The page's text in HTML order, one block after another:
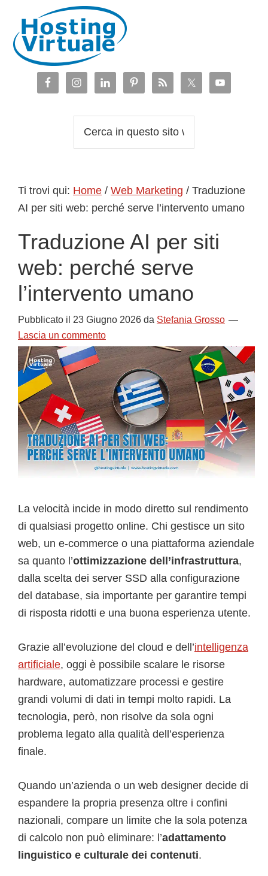
navigazione
primaria
contenuto
principale
barra
laterale
piè
web
Ti trovi qui: Home / Web Marketing / Traduzione
AI per siti web: perché serve l’intervento umano
Traduzione AI per siti
web: perché serve
l’intervento umano
Pubblicato il 23 Giugno 2026 da Stefania Grosso
Lascia un commento
La velocità incide in modo diretto sul rendimento
di qualsiasi progetto online. Chi gestisce un sito
web, un e-commerce o una piattaforma aziendale
sa quanto l’ottimizzazione dell’infrastruttura,
dalla scelta dei server SSD alla configurazione
del database, sia importante per garantire tempi
di risposta ridotti e una buona esperienza utente.
Grazie all’evoluzione del cloud e dell’intelligenza
artificiale, oggi è possibile scalare le risorse
hardware, automatizzare processi e gestire
grandi volumi di dati in tempi molto rapidi. La
tecnologia, però, non risolve da sola ogni
problema legato alla qualità dell’esperienza
finale.
Quando un’azienda o un web designer decide di
espandere la propria presenza oltre i confini
nazionali, compare un limite che la sola potenza
di calcolo non può eliminare: l’adattamento
linguistico e culturale dei contenuti.